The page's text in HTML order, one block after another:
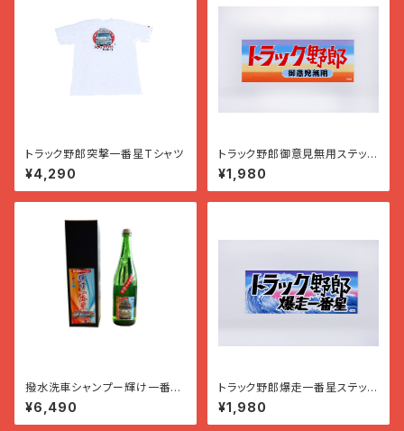
トラック野郎突撃一番星Tシャツ
¥4,290
トラック野郎御意見無用ステッカ
ー
¥1,980
撥水洗車シャンプー輝け一番
星 突撃一番星
¥6,490
トラック野郎爆走一番星ステッカ
ー
¥1,980